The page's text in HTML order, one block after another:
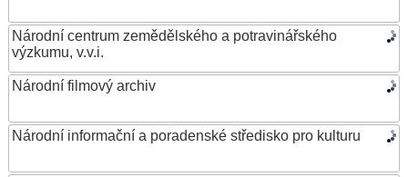
Národní centrum zemědělského a potravinářského
výzkumu, v.v.i.
Národní filmový archiv
Národní informační a poradenské středisko pro kulturu